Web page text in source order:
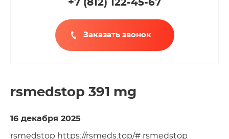
+7 (812) 122-45-67
Заказать звонок
rsmedstop 391 mg
16 декабря 2025
rsmedstop https://rsmeds.top/# rsmedstop